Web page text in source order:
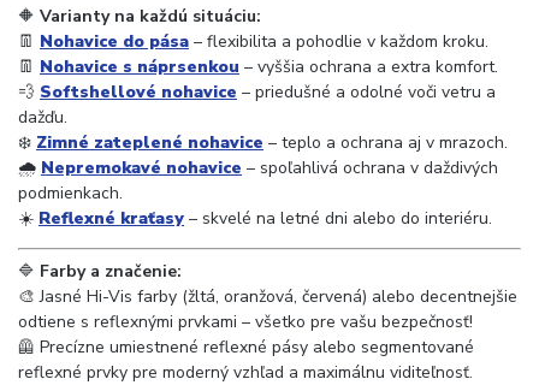
🔶 Varianty na každú situáciu:
👖 Nohavice do pása – flexibilita a pohodlie v každom kroku.
👖 Nohavice s náprsenkou – vyššia ochrana a extra komfort.
💨 Softshellové nohavice – priedušné a odolné voči vetru a
dažďu.
❄️ Zimné zateplené nohavice – teplo a ochrana aj v mrazoch.
🌧️ Nepremokavé nohavice – spoľahlivá ochrana v daždivých
podmienkach.
☀️ Reflexné kraťasy – skvelé na letné dni alebo do interiéru.
🔷 Farby a značenie:
🎨 Jasné Hi-Vis farby (žltá, oranžová, červená) alebo decentnejšie
odtiene s reflexnými prvkami – všetko pre vašu bezpečnosť!
🦺 Precízne umiestnené reflexné pásy alebo segmentované
reflexné prvky pre moderný vzhľad a maximálnu viditeľnosť.